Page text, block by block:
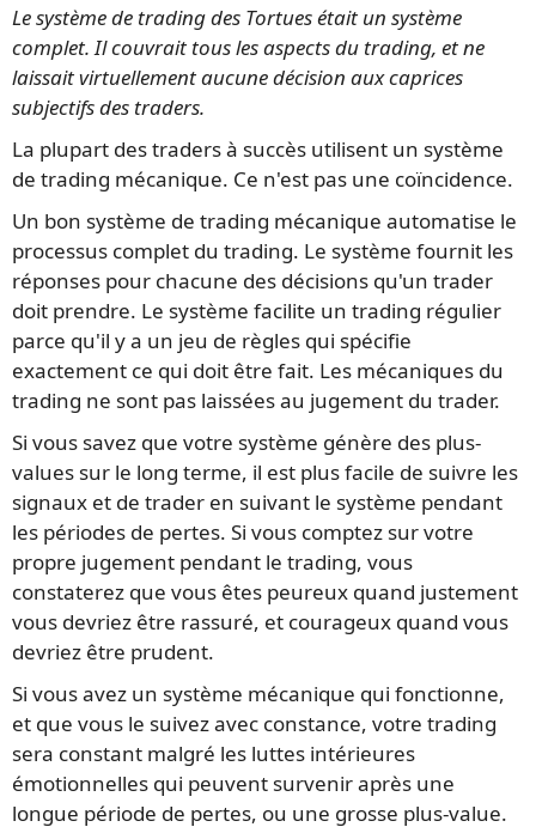
Le système de trading des Tortues était un système
complet. Il couvrait tous les aspects du trading, et ne
laissait virtuellement aucune décision aux caprices
subjectifs des traders.
La plupart des traders à succès utilisent un système
de trading mécanique. Ce n'est pas une coïncidence.
Un bon système de trading mécanique automatise le
processus complet du trading. Le système fournit les
réponses pour chacune des décisions qu'un trader
doit prendre. Le système facilite un trading régulier
parce qu'il y a un jeu de règles qui spécifie
exactement ce qui doit être fait. Les mécaniques du
trading ne sont pas laissées au jugement du trader.
Si vous savez que votre système génère des plus-
values sur le long terme, il est plus facile de suivre les
signaux et de trader en suivant le système pendant
les périodes de pertes. Si vous comptez sur votre
propre jugement pendant le trading, vous
constaterez que vous êtes peureux quand justement
vous devriez être rassuré, et courageux quand vous
devriez être prudent.
Si vous avez un système mécanique qui fonctionne,
et que vous le suivez avec constance, votre trading
sera constant malgré les luttes intérieures
émotionnelles qui peuvent survenir après une
longue période de pertes, ou une grosse plus-value.